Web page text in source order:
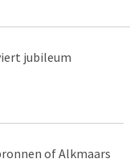
jubileum
of Alkmaars